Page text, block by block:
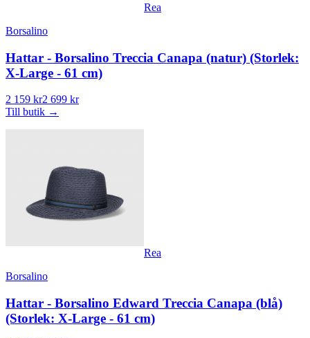
Rea
Borsalino
Hattar - Borsalino Treccia Canapa (natur) (Storlek:
X-Large - 61 cm)
2 159 kr2 699 kr
Till butik →
Rea
Borsalino
Hattar - Borsalino Edward Treccia Canapa (blå)
(Storlek: X-Large - 61 cm)